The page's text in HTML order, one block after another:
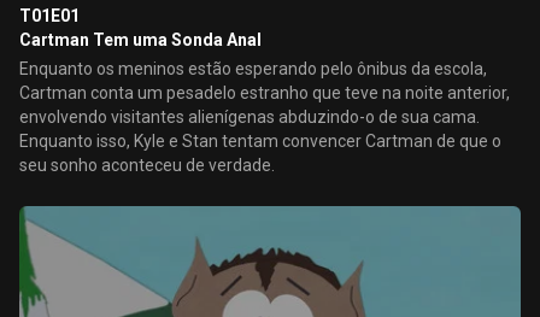
T01E01
Cartman Tem uma Sonda Anal
Enquanto os meninos estão esperando pelo ônibus da escola,
Cartman conta um pesadelo estranho que teve na noite anterior,
envolvendo visitantes alienígenas abduzindo-o de sua cama.
Enquanto isso, Kyle e Stan tentam convencer Cartman de que o
seu sonho aconteceu de verdade.